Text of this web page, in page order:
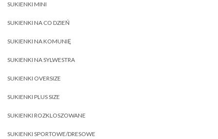
SUKIENKI MINI
SUKIENKI NA CO DZIEŃ
SUKIENKI NA KOMUNIĘ
SUKIENKI NA SYLWESTRA
SUKIENKI OVERSIZE
SUKIENKI PLUS SIZE
SUKIENKI ROZKLOSZOWANE
SUKIENKI SPORTOWE/DRESOWE